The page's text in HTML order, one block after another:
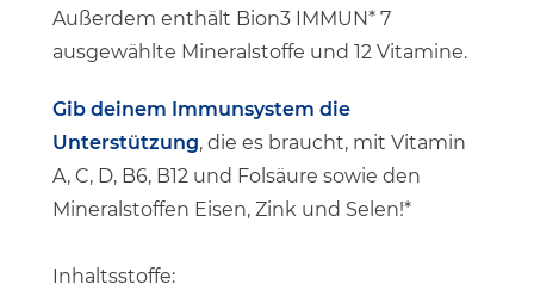
Außerdem enthält Bion3 IMMUN* 7
ausgewählte Mineralstoffe und 12 Vitamine.
Gib deinem Immunsystem die
Unterstützung, die es braucht, mit Vitamin
A, C, D, B6, B12 und Folsäure sowie den
Mineralstoffen Eisen, Zink und Selen!*
Inhaltsstoffe: